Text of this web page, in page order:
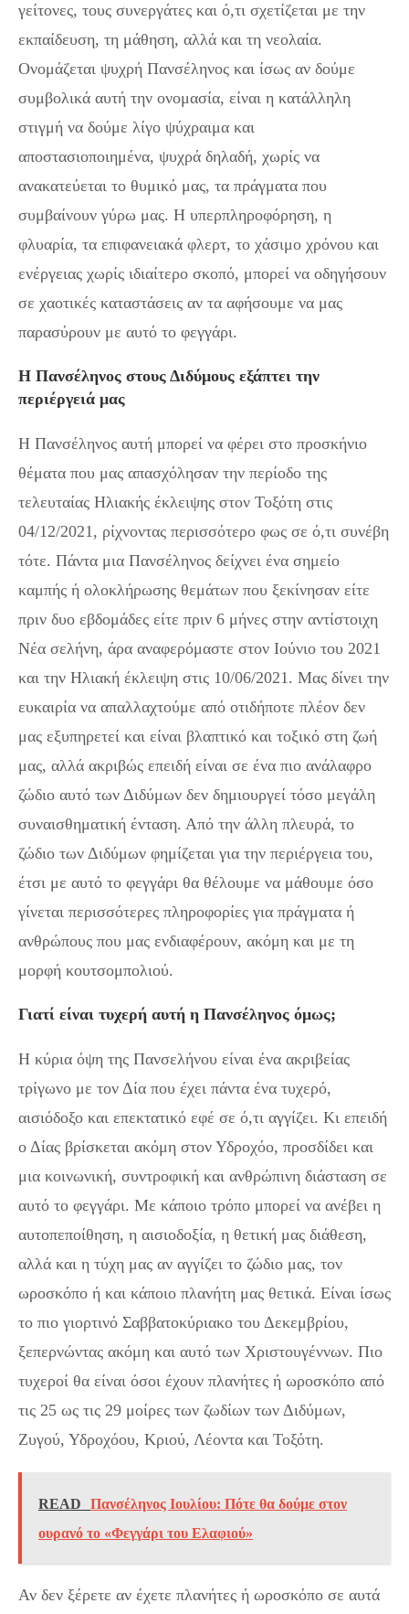
γείτονες, τους συνεργάτες και ό,τι σχετίζεται με την
εκπαίδευση, τη μάθηση, αλλά και τη νεολαία.
Ονομάζεται ψυχρή Πανσέληνος και ίσως αν δούμε
συμβολικά αυτή την ονομασία, είναι η κατάλληλη
στιγμή να δούμε λίγο ψύχραιμα και
αποστασιοποιημένα, ψυχρά δηλαδή, χωρίς να
ανακατεύεται το θυμικό μας, τα πράγματα που
συμβαίνουν γύρω μας. Η υπερπληροφόρηση, η
φλυαρία, τα επιφανειακά φλερτ, το χάσιμο χρόνου και
ενέργειας χωρίς ιδιαίτερο σκοπό, μπορεί να οδηγήσουν
σε χαοτικές καταστάσεις αν τα αφήσουμε να μας
παρασύρουν με αυτό το φεγγάρι.
Η Πανσέληνος στους Διδύμους εξάπτει την
περιέργειά μας
Η Πανσέληνος αυτή μπορεί να φέρει στο προσκήνιο
θέματα που μας απασχόλησαν την περίοδο της
τελευταίας Ηλιακής έκλειψης στον Τοξότη στις
04/12/2021, ρίχνοντας περισσότερο φως σε ό,τι συνέβη
τότε. Πάντα μια Πανσέληνος δείχνει ένα σημείο
καμπής ή ολοκλήρωσης θεμάτων που ξεκίνησαν είτε
πριν δυο εβδομάδες είτε πριν 6 μήνες στην αντίστοιχη
Νέα σελήνη, άρα αναφερόμαστε στον Ιούνιο του 2021
και την Ηλιακή έκλειψη στις 10/06/2021. Μας δίνει την
ευκαιρία να απαλλαχτούμε από οτιδήποτε πλέον δεν
μας εξυπηρετεί και είναι βλαπτικό και τοξικό στη ζωή
μας, αλλά ακριβώς επειδή είναι σε ένα πιο ανάλαφρο
ζώδιο αυτό των Διδύμων δεν δημιουργεί τόσο μεγάλη
συναισθηματική ένταση. Από την άλλη πλευρά, το
ζώδιο των Διδύμων φημίζεται για την περιέργεια του,
έτσι με αυτό το φεγγάρι θα θέλουμε να μάθουμε όσο
γίνεται περισσότερες πληροφορίες για πράγματα ή
ανθρώπους που μας ενδιαφέρουν, ακόμη και με τη
μορφή κουτσομπολιού.
Γιατί είναι τυχερή αυτή η Πανσέληνος όμως;
Η κύρια όψη της Πανσελήνου είναι ένα ακριβείας
τρίγωνο με τον Δία που έχει πάντα ένα τυχερό,
αισιόδοξο και επεκτατικό εφέ σε ό,τι αγγίζει. Κι επειδή
ο Δίας βρίσκεται ακόμη στον Υδροχόο, προσδίδει και
μια κοινωνική, συντροφική και ανθρώπινη διάσταση σε
αυτό το φεγγάρι. Με κάποιο τρόπο μπορεί να ανέβει η
αυτοπεποίθηση, η αισιοδοξία, η θετική μας διάθεση,
αλλά και η τύχη μας αν αγγίζει το ζώδιο μας, τον
ωροσκόπο ή και κάποιο πλανήτη μας θετικά. Είναι ίσως
το πιο γιορτινό Σαββατοκύριακο του Δεκεμβρίου,
ξεπερνώντας ακόμη και αυτό των Χριστουγέννων. Πιο
τυχεροί θα είναι όσοι έχουν πλανήτες ή ωροσκόπο από
τις 25 ως τις 29 μοίρες των ζωδίων των Διδύμων,
Ζυγού, Υδροχόου, Κριού, Λέοντα και Τοξότη.
READ
Πανσέληνος Ιουλίου: Πότε θα δούμε στον
ουρανό το «Φεγγάρι του Ελαφιού»
Αν δεν ξέρετε αν έχετε πλανήτες ή ωροσκόπο σε αυτά